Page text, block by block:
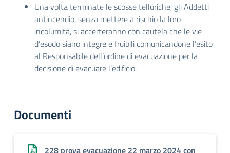
Una volta terminate le scosse telluriche, gli Addetti
antincendio, senza mettere a rischio la loro
incolumità, si accerteranno con cautela che le vie
d’esodo siano integre e fruibili comunicandone l’esito
al Responsabile dell’ordine di evacuazione per la
decisione di evacuare l’edificio.
Documenti
228 prova evacuazione 22 marzo 2024 con